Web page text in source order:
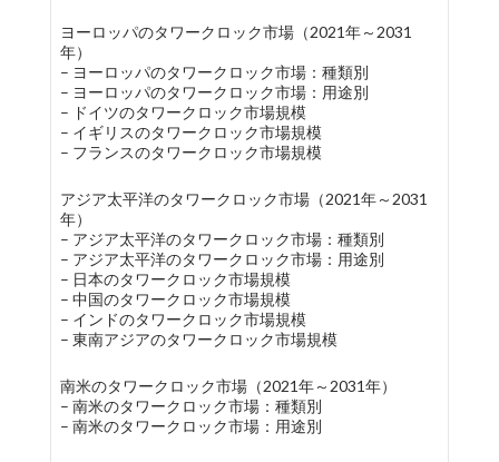
ヨーロッパのタワークロック市場（2021年～2031
年）
– ヨーロッパのタワークロック市場：種類別
– ヨーロッパのタワークロック市場：用途別
– ドイツのタワークロック市場規模
– イギリスのタワークロック市場規模
– フランスのタワークロック市場規模
アジア太平洋のタワークロック市場（2021年～2031
年）
– アジア太平洋のタワークロック市場：種類別
– アジア太平洋のタワークロック市場：用途別
– 日本のタワークロック市場規模
– 中国のタワークロック市場規模
– インドのタワークロック市場規模
– 東南アジアのタワークロック市場規模
南米のタワークロック市場（2021年～2031年）
– 南米のタワークロック市場：種類別
– 南米のタワークロック市場：用途別